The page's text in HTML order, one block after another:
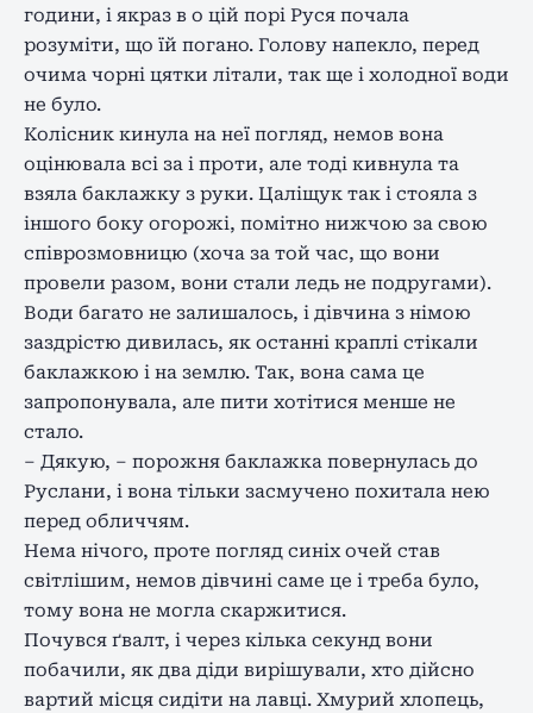
години, і якраз в о цій порі Руся почала
розуміти, що їй погано. Голову напекло, перед
очима чорні цятки літали, так ще і холодної води
не було.
Колісник кинула на неї погляд, немов вона
оцінювала всі за і проти, але тоді кивнула та
взяла баклажку з руки. Цаліщук так і стояла з
іншого боку огорожі, помітно нижчою за свою
співрозмовницю (хоча за той час, що вони
провели разом, вони стали ледь не подругами).
Води багато не залишалось, і дівчина з німою
заздрістю дивилась, як останні краплі стікали
баклажкою і на землю. Так, вона сама це
запропонувала, але пити хотітися менше не
стало.
– Дякую, – порожня баклажка повернулась до
Руслани, і вона тільки засмучено похитала нею
перед обличчям.
Нема нічого, проте погляд синіх очей став
світлішим, немов дівчині саме це і треба було,
тому вона не могла скаржитися.
Почувся ґвалт, і через кілька секунд вони
побачили, як два діди вирішували, хто дійсно
вартий місця сидіти на лавці. Хмурий хлопець,